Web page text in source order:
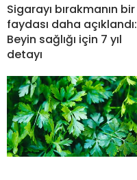
Sigarayı bırakmanın bir
faydası daha açıklandı:
Beyin sağlığı için 7 yıl
detayı